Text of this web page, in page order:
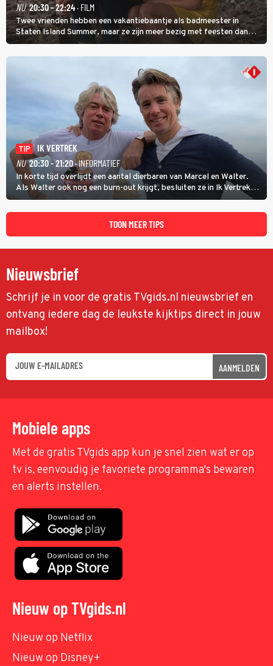
NU 20:30 - 22:24· FILM
Twee vrienden hebben een vakantiebaantje als badmeester in
Staten Island Summer, maar ze zijn meer bezig met feesten dan
met werken.
TIP
IK VERTREK
NU 20:30 - 21:20· INFORMATIEF
In korte tijd overlijdt een aantal dierbaren van Marcel en Walter.
Als Walter ook nog een burn-out krijgt, besluiten ze in Ik Vertrek
een nieuwe start te maken door een B&B in Spanje te openen, waar
ze een moeizame start beleven. (HH)
TOON MEER TIPS
Nieuwsbrief
Schrijf je in voor de gratis TVgids.nl nieuwsbrief en
ontvang iedere dag de leukste kijktips direct in jouw
mailbox!
AANMELDEN
Mobiele apps
Met de gratis TVgids app kun je snel zien wat er op
tv is, eenvoudig je favoriete programma's bewaren
en alerts instellen.
Nieuw op TVgids.nl
Nieuw op Netflix
Nieuw op Disney+